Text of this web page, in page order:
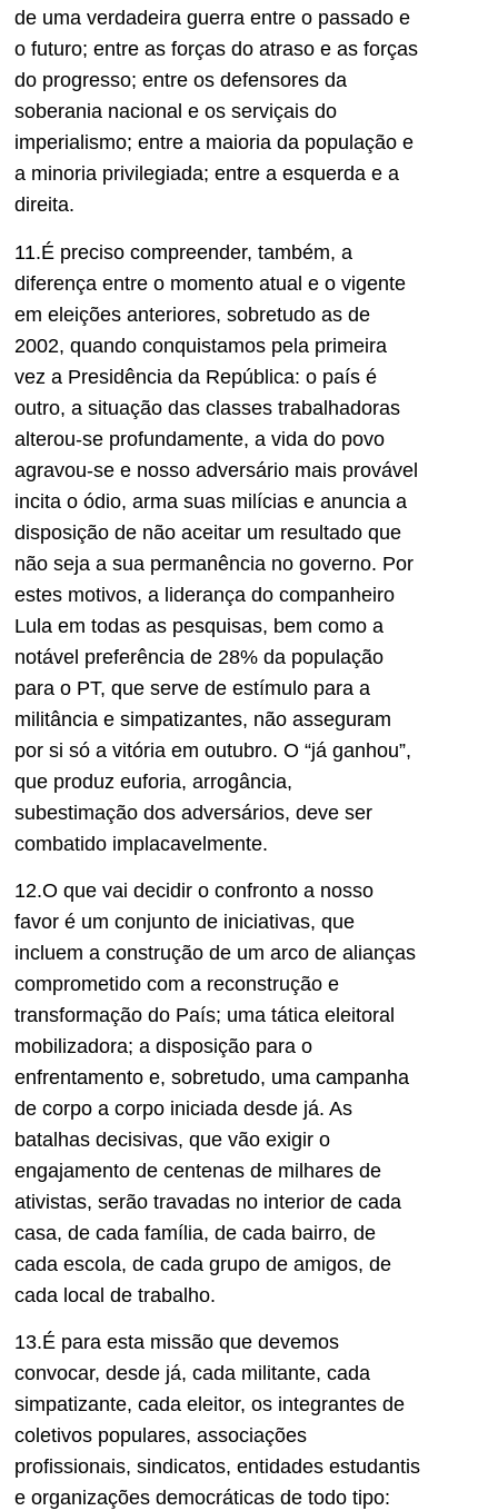
de uma verdadeira guerra entre o passado e
o futuro; entre as forças do atraso e as forças
do progresso; entre os defensores da
soberania nacional e os serviçais do
imperialismo; entre a maioria da população e
a minoria privilegiada; entre a esquerda e a
direita.
11.É preciso compreender, também, a
diferença entre o momento atual e o vigente
em eleições anteriores, sobretudo as de
2002, quando conquistamos pela primeira
vez a Presidência da República: o país é
outro, a situação das classes trabalhadoras
alterou-se profundamente, a vida do povo
agravou-se e nosso adversário mais provável
incita o ódio, arma suas milícias e anuncia a
disposição de não aceitar um resultado que
não seja a sua permanência no governo. Por
estes motivos, a liderança do companheiro
Lula em todas as pesquisas, bem como a
notável preferência de 28% da população
para o PT, que serve de estímulo para a
militância e simpatizantes, não asseguram
por si só a vitória em outubro. O “já ganhou”,
que produz euforia, arrogância,
subestimação dos adversários, deve ser
combatido implacavelmente.
12.O que vai decidir o confronto a nosso
favor é um conjunto de iniciativas, que
incluem a construção de um arco de alianças
comprometido com a reconstrução e
transformação do País; uma tática eleitoral
mobilizadora; a disposição para o
enfrentamento e, sobretudo, uma campanha
de corpo a corpo iniciada desde já. As
batalhas decisivas, que vão exigir o
engajamento de centenas de milhares de
ativistas, serão travadas no interior de cada
casa, de cada família, de cada bairro, de
cada escola, de cada grupo de amigos, de
cada local de trabalho.
13.É para esta missão que devemos
convocar, desde já, cada militante, cada
simpatizante, cada eleitor, os integrantes de
coletivos populares, associações
profissionais, sindicatos, entidades estudantis
e organizações democráticas de todo tipo: